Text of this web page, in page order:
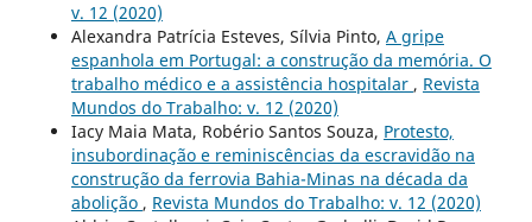
v. 12 (2020)
Alexandra Patrícia Esteves, Sílvia Pinto, A gripe
espanhola em Portugal: a construção da memória. O
trabalho médico e a assistência hospitalar , Revista
Mundos do Trabalho: v. 12 (2020)
Iacy Maia Mata, Robério Santos Souza, Protesto,
insubordinação e reminiscências da escravidão na
construção da ferrovia Bahia-Minas na década da
abolição , Revista Mundos do Trabalho: v. 12 (2020)